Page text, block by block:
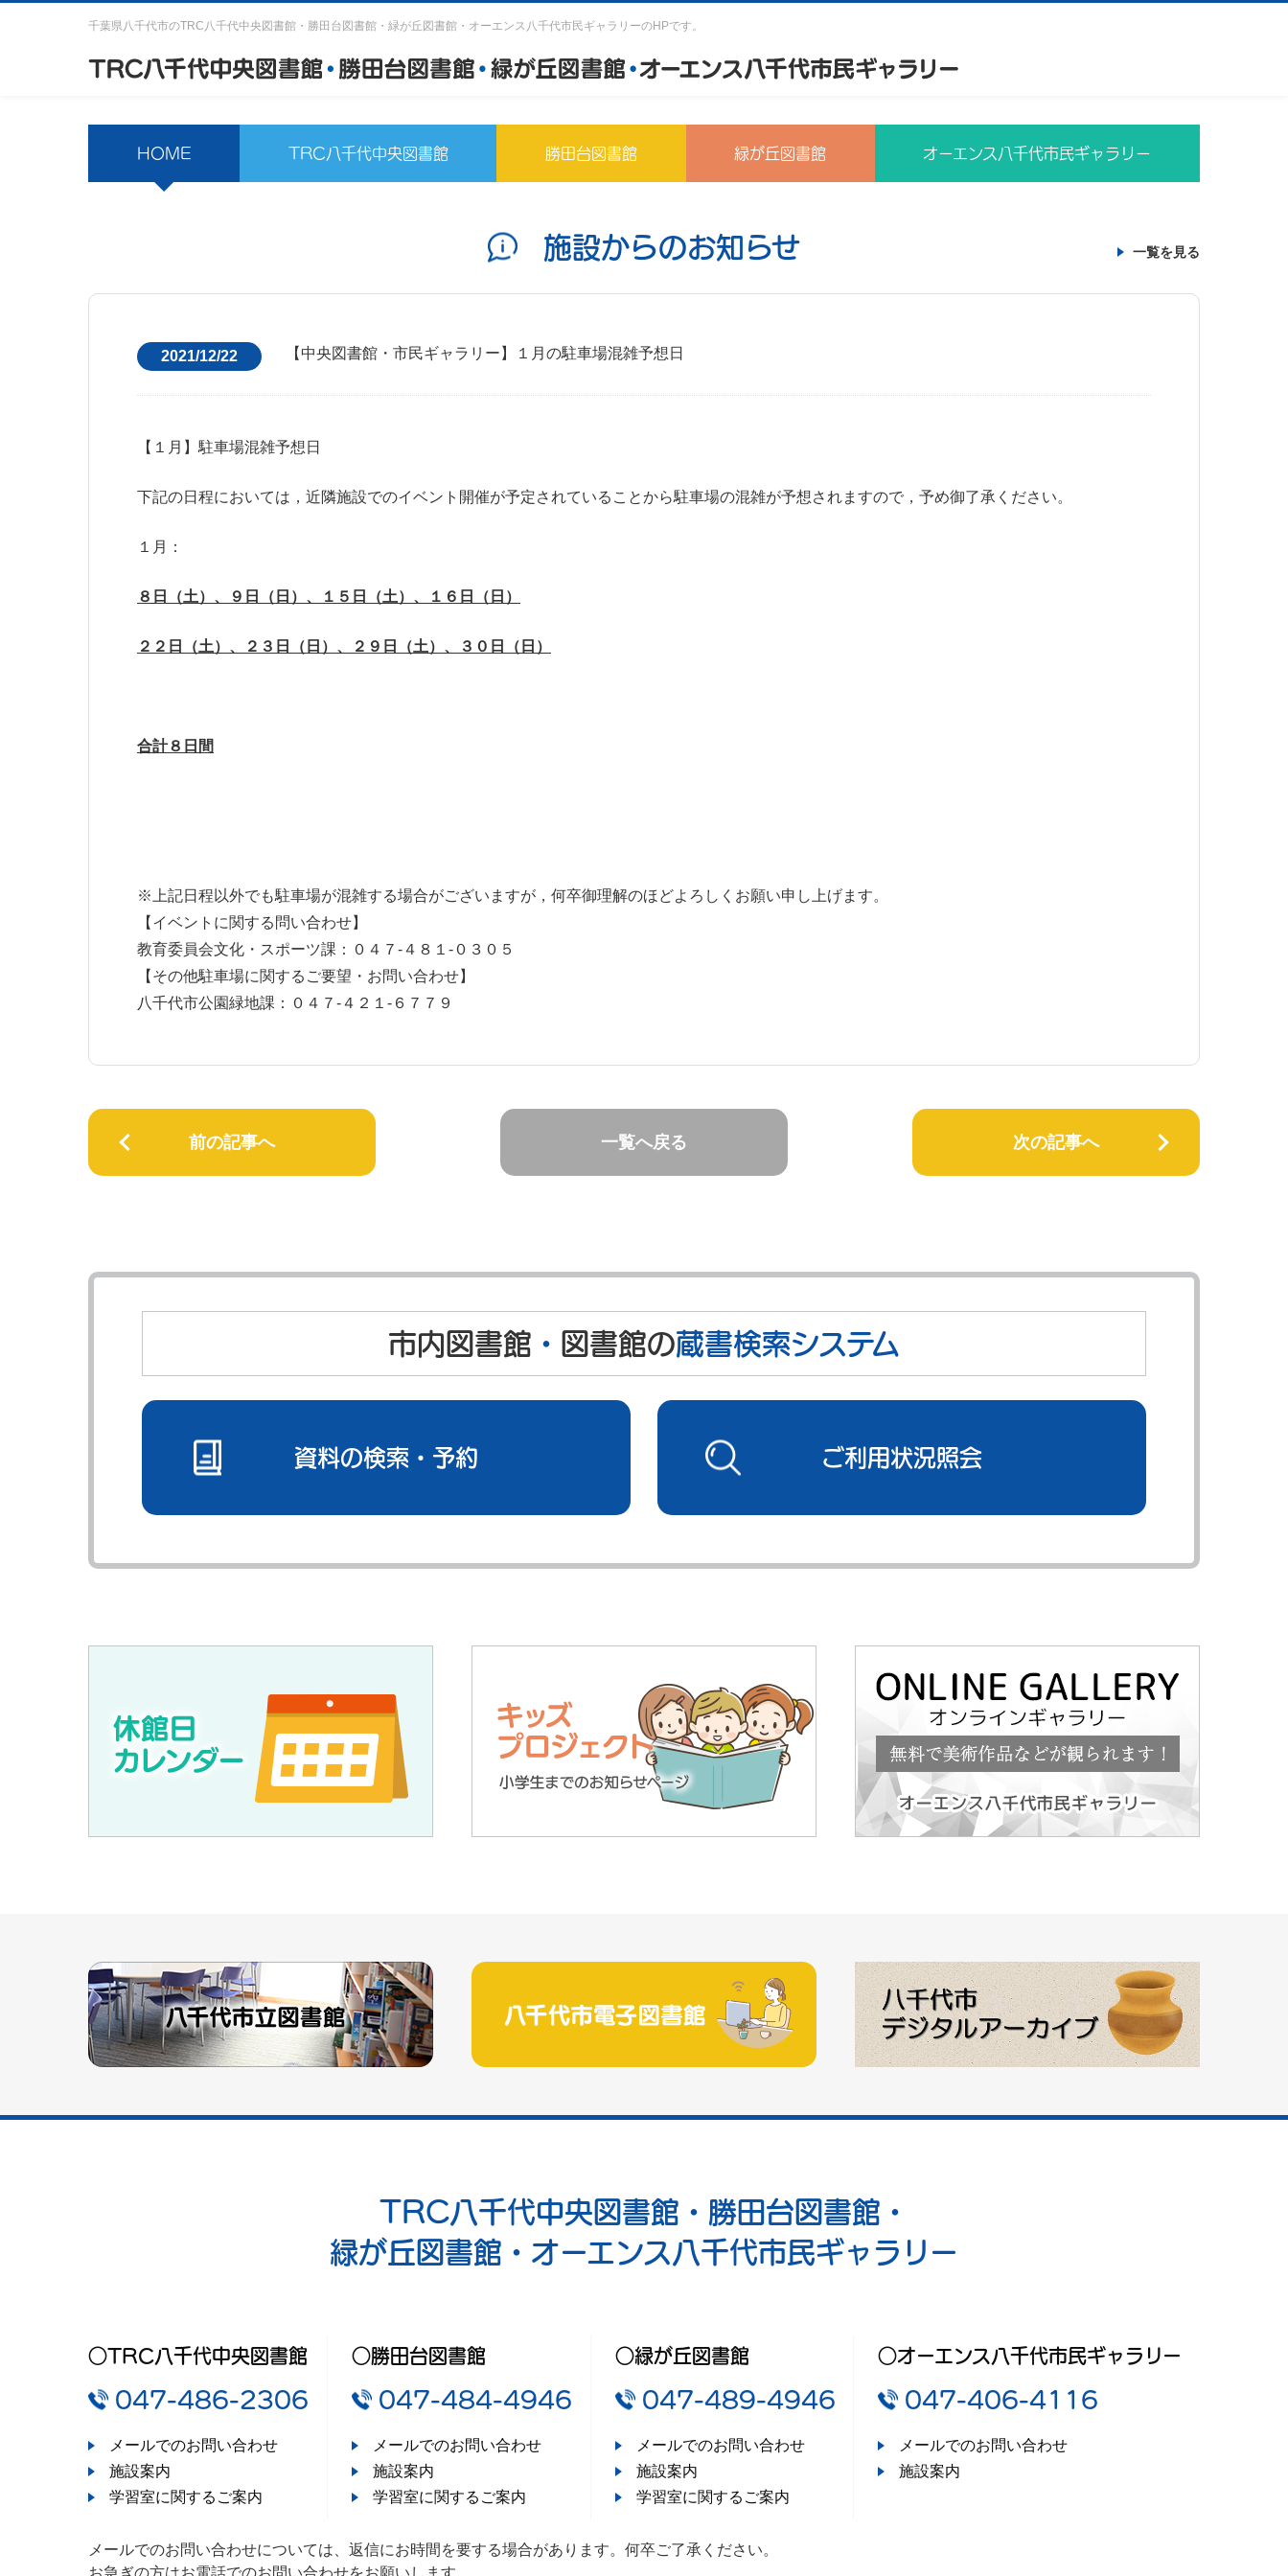
千葉県八千代市のTRC八千代中央図書館・勝田台図書館・緑が丘図書館・オーエンス八千代市民ギャラリーのHPです。
HOME TRC八千代中央図書館 勝田台図書館 緑が丘図書館 オーエンス八千代市民ギャラリー
施設からのお知らせ 一覧を見る
2021/12/22 【中央図書館・市民ギャラリー】１月の駐車場混雑予想日
【１月】駐車場混雑予想日
下記の日程においては，近隣施設でのイベント開催が予定されていることから駐車場の混雑が予想されますので，予め御了承ください。
１月：
８日（土）、９日（日）、１５日（土）、１６日（日）
２２日（土）、２３日（日）、２９日（土）、３０日（日）
合計８日間
※上記日程以外でも駐車場が混雑する場合がございますが，何卒御理解のほどよろしくお願い申し上げます。
【イベントに関する問い合わせ】
教育委員会文化・スポーツ課：０４７-４８１-０３０５
【その他駐車場に関するご要望・お問い合わせ】
八千代市公園緑地課：０４７-４２１-６７７９
前の記事へ 一覧へ戻る 次の記事へ
市内図書館 ・ 図書館の蔵書検索システム
資料の検索・予約 ご利用状況照会
TRC八千代中央図書館・勝田台図書館・
緑が丘図書館・オーエンス八千代市民ギャラリー
○TRC八千代中央図書館
047-486-2306
メールでのお問い合わせ
施設案内
学習室に関するご案内
○勝田台図書館
047-484-4946
メールでのお問い合わせ
施設案内
学習室に関するご案内
○緑が丘図書館
047-489-4946
メールでのお問い合わせ
施設案内
学習室に関するご案内
○オーエンス八千代市民ギャラリー
047-406-4116
メールでのお問い合わせ
施設案内
メールでのお問い合わせについては、返信にお時間を要する場合があります。何卒ご了承ください。
お急ぎの方はお電話でのお問い合わせをお願いします。